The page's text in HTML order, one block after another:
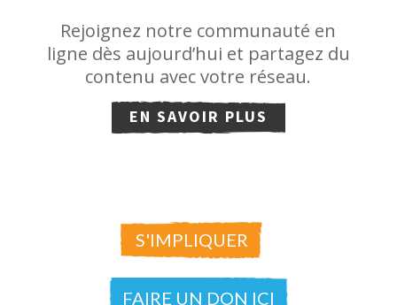
Rejoignez notre communauté en
ligne dès aujourd’hui et partagez du
contenu avec votre réseau.
EN SAVOIR PLUS
S'IMPLIQUER
FAIRE UN DON ICI